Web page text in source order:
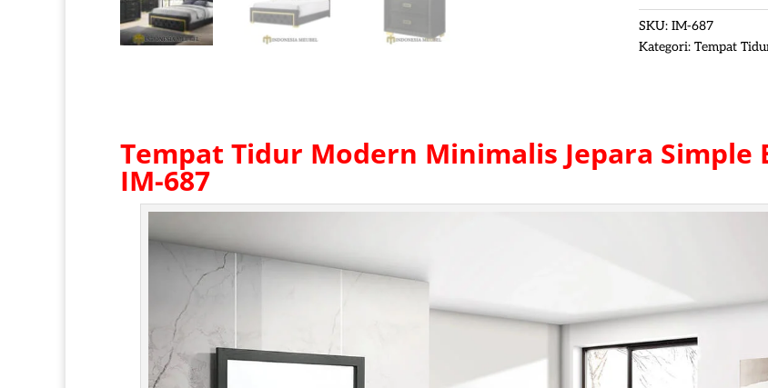
SKU: IM-687
Kategori: Tempat
Tempat Tidur Modern Minimalis Jepara Simple
IM-687